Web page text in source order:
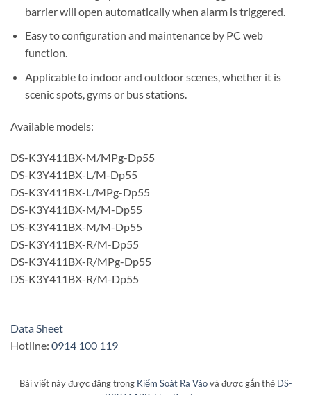
barrier will open automatically when alarm is triggered.
Easy to configuration and maintenance by PC web
function.
Applicable to indoor and outdoor scenes, whether it is
scenic spots, gyms or bus stations.
Available models:
DS-K3Y411BX-M/MPg-Dp55
DS-K3Y411BX-L/M-Dp55
DS-K3Y411BX-L/MPg-Dp55
DS-K3Y411BX-M/M-Dp55
DS-K3Y411BX-M/M-Dp55
DS-K3Y411BX-R/M-Dp55
DS-K3Y411BX-R/MPg-Dp55
DS-K3Y411BX-R/M-Dp55
Data Sheet
Hotline: 0914 100 119
Bài viết này được đăng trong Kiểm Soát Ra Vàovà được gắn thẻ DS-